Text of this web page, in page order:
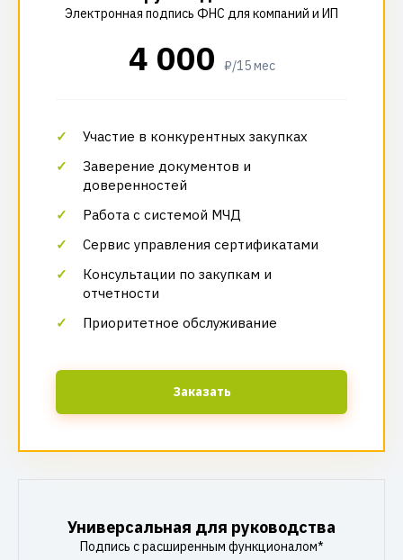
Электронная подпись ФНС для компаний и ИП
4 000 ₽/15 мес
Участие в конкурентных закупках
Заверение документов и
доверенностей
Работа с системой МЧД
Сервис управления сертификатами
Консультации по закупкам и
отчетности
Приоритетное обслуживание
Заказать
Универсальная для руководства
Подпись с расширенным функционалом*